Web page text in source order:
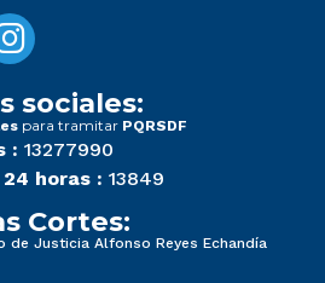
sociales:
para tramitar PQRSDF
: 13277990
horas : 13849
Cortes:
de Justicia Alfonso Reyes Echandía